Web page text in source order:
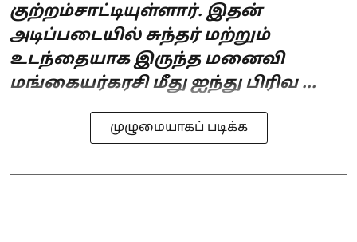
குற்றம்சாட்டியுள்ளார். இதன்
அடிப்படையில் சுந்தர் மற்றும்
உடந்தையாக இருந்த மனைவி
மங்கையர்கரசி மீது ஐந்து பிரிவ ...
முழுமையாகப் படிக்க